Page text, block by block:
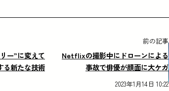
ー”に変えて
る新たな技術
前の記事
Netflixの撮影中にドローンによる
事故で俳優が顔面に大ケガ
2023年1月14日 10:22